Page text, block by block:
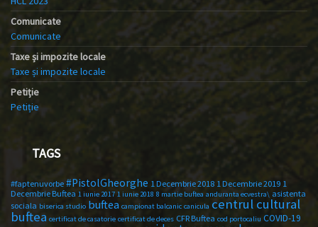
Comunicate
Comunicate
Taxe și impozite locale
Taxe și impozite locale
Petiție
Petiție
TAGS
#faptenuvorbe #PistolGheorghe 1 Decembrie 2018 1 Decembrie 2019 1
Decembrie Buftea 1 iunie 2017 1 iunie 2018 8 martie buftea anduranta ecvestra\ asistenta
sociala biserica studio buftea campionat balcanic canicula centrul cultural
buftea certificat de casatorie certificat de deces CFR Buftea cod portocaliu COVID-19